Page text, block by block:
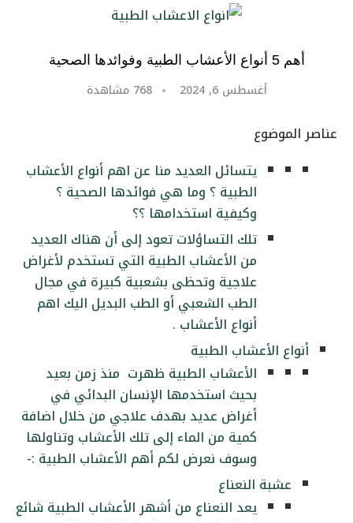
أهم 5 أنواع الأعشاب الطبية وفوائدها الصحية
أغسطس 6, 2024 768 مشاهدة
عناصر الموضوع
يتسائل العديد منا عن اهم أنواع الأعشاب
الطبية ؟ وما هي فوائدها الصحية ؟
وكيفية استخدامها ؟؟
تلك التساؤلات تعود إلى أن هناك العديد
من الأعشاب الطبية التي تستخدم لأغراض
علاجية وتحظى بشعبية كبيرة في مجال
الطب الشعبي أو الطب البديل اليك اهم
أنواع الأعشاب .
أنواع الأعشاب الطبية
الأعشاب الطبية ظهرت منذ زمن بعيد
بحيث استخدمها الإنسان البدائي في
أغراض عديد بهدف علاجي من خلال اضافة
كمية من الماء إلى تلك الأعشاب وتناولها
وسوف نعرض لكم أهم الأعشاب الطبية :-
عشبة النعناع
يعد النعناع من أشهر الأعشاب الطبية شائع